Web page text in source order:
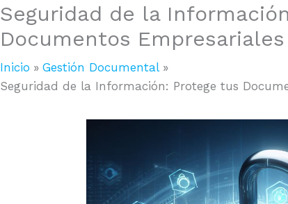
Seguridad de la
Documentos Empresariales
Inicio
Gestión Documental
Seguridad de la Información: Protege tus